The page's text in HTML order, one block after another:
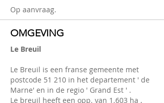
Op aanvraag.
OMGEVING
Le Breuil
Le Breuil is een franse gemeente met
postcode 51 210 in het departement ' de
Marne' en in de regio ' Grand Est ' .
Le breuil heeft een opp. van 1.603 ha ,